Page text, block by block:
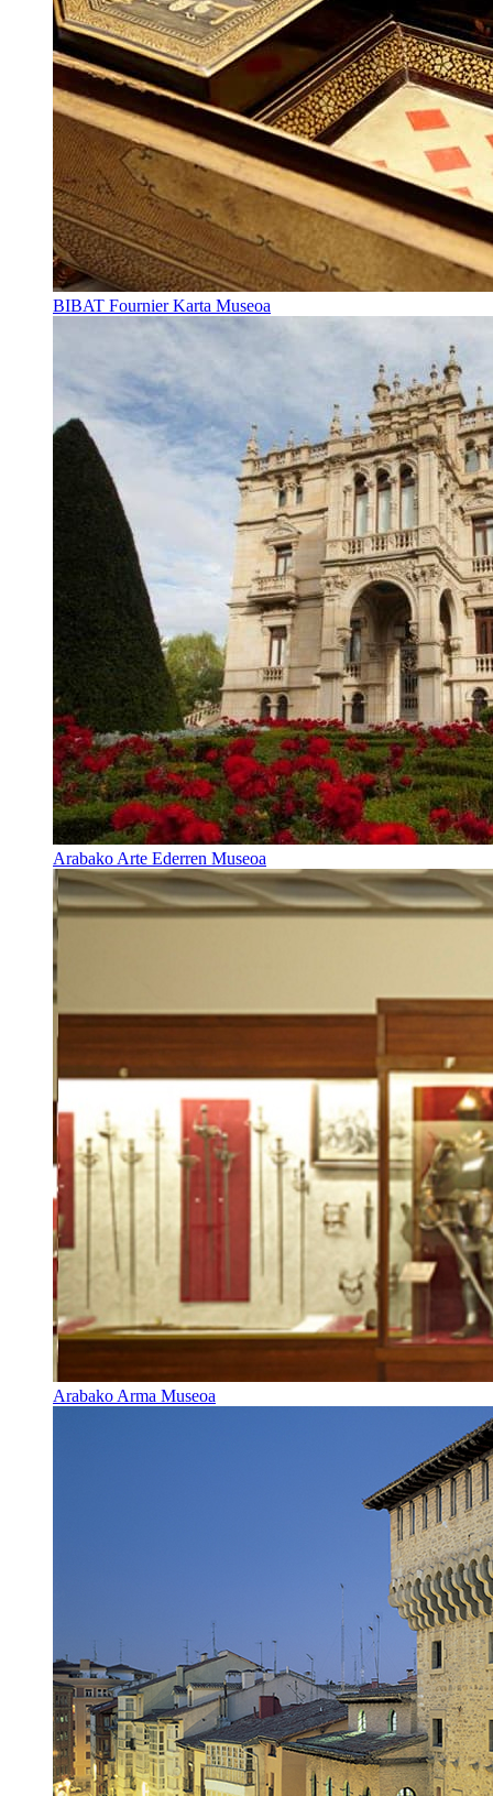
BIBAT Fournier Karta Museoa
Arabako Arte Ederren Museoa
Arabako Arma Museoa